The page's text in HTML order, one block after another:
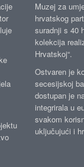
Muzej za
hrvatskog
suradnji s 40
kolekcija
Hrvatskoj“.
Ostvaren je
secesijskoj
dostupan je
integrirala u
svakom
uključujući i